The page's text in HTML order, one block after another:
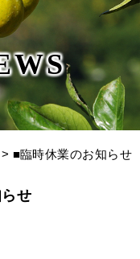
> ■臨時休業のお知らせ
せ